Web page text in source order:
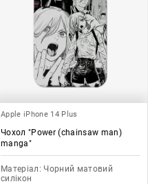
Apple iPhone 14 Plus
Чохол "Power (chainsaw man)
manga"
Матеріал: Чорний матовий
силікон